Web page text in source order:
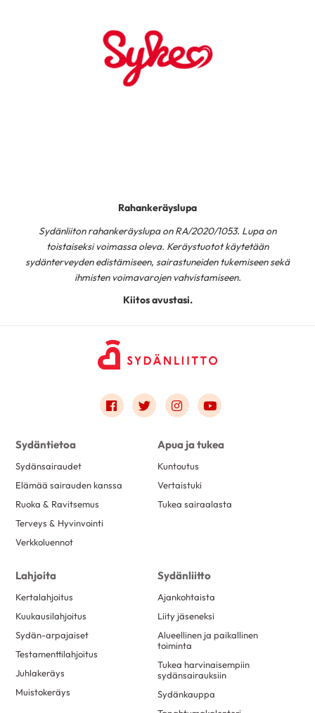
Rahankeräyslupa
Sydänliiton rahankeräyslupa on RA/2020/1053. Lupa on
toistaiseksi voimassa oleva. Keräystuotot käytetään
sydänterveyden edistämiseen, sairastuneiden tukemiseen sekä
ihmisten voimavarojen vahvistamiseen.
Kiitos avustasi.
Link to facebook
Link to twitter
Link to instagram
Link to youtube
Sydäntietoa
Sydänsairaudet
Elämää sairauden kanssa
Ruoka & Ravitsemus
Terveys & Hyvinvointi
Verkkoluennot
Apua ja tukea
Kuntoutus
Vertaistuki
Tukea sairaalasta
Lahjoita
Kertalahjoitus
Kuukausilahjoitus
Sydän-arpajaiset
Testamenttilahjoitus
Juhlakeräys
Muistokeräys
Sydänliitto
Ajankohtaista
Liity jäseneksi
Alueellinen ja paikallinen
toiminta
Tukea harvinaisempiin
sydänsairauksiin
Sydänkauppa